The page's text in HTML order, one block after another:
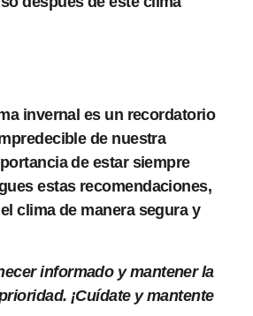
invernal es un recordatorio
de nuestra
de estar siempre
estas recomendaciones,
clima de manera segura y
informado y mantener la
¡Cuídate y mantente